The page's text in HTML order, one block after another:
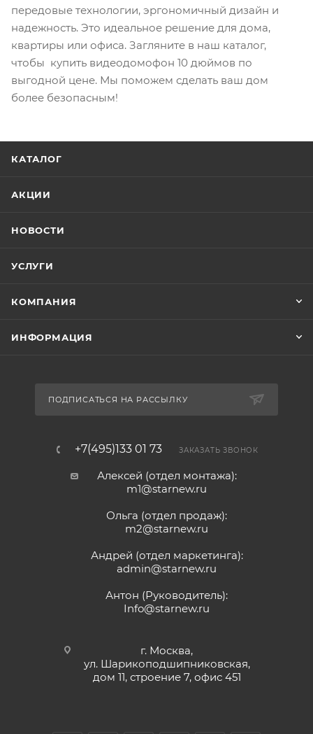
передовые технологии, эргономичный дизайн и
надежность. Это идеальное решение для дома,
квартиры или офиса. Загляните в наш каталог,
чтобы купить видеодомофон 10 дюймов по
выгодной цене. Мы поможем сделать ваш дом
более безопасным!
КАТАЛОГ
АКЦИИ
НОВОСТИ
УСЛУГИ
КОМПАНИЯ
ИНФОРМАЦИЯ
ПОДПИСАТЬСЯ НА РАССЫЛКУ
+7(495)133 01 73 ЗАКАЗАТЬ ЗВОНОК
Алексей (отдел монтажа):
m1@starnew.ru
Ольга (отдел продаж):
m2@starnew.ru
Андрей (отдел маркетинга):
admin@starnew.ru
Антон (Руководитель):
Info@starnew.ru
г. Москва,
ул. Шарикоподшипниковская,
дом 11, строение 7, офис 451